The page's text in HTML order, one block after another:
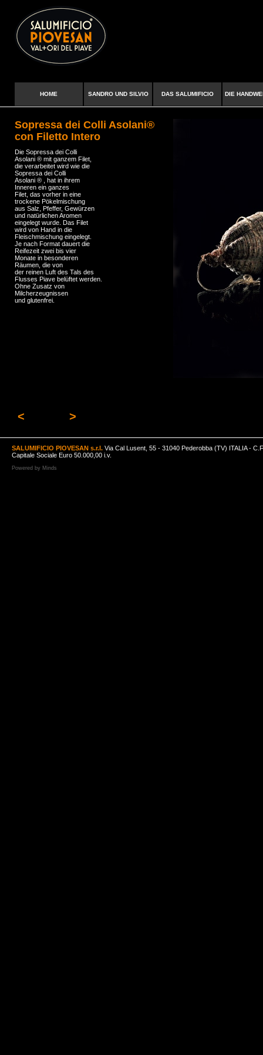
HOME SANDRO UND SILVIO DAS SALUMIFICIO DIE
Sopressa dei Colli Asolani®
con Filetto Intero
Die Sopressa dei Colli
Asolani ® mit ganzem Filet,
die verarbeitet wird wie die
Sopressa dei Colli
Asolani ® , hat in ihrem
Inneren ein ganzes
Filet, das vorher in eine
trockene Pökelmischung
aus Salz, Pfeffer, Gewürzen
und natürlichen Aromen
eingelegt wurde. Das Filet
wird von Hand in die
Fleischmischung eingelegt.
Je nach Format dauert die
Reifezeit zwei bis vier
Monate in besonderen
Räumen, die von
der reinen Luft des Tals des
Flusses Piave belüftet werden.
Ohne Zusatz von
Milcherzeugnissen
und glutenfrei.
< >
SALUMIFICIO PIOVESAN s.r.l. Via Cal Lusent, 55 - 31040 Pederobba (TV) ITALIA -
Capitale Sociale Euro 50.000,00 i.v.
Powered by Minds